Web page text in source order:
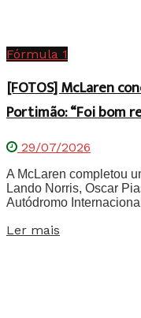
Fórmula 1
[FOTOS] McLaren
Portimão: “Foi bom
29/07/2026
A McLaren completou
Lando Norris, Oscar
Autódromo
Ler mais